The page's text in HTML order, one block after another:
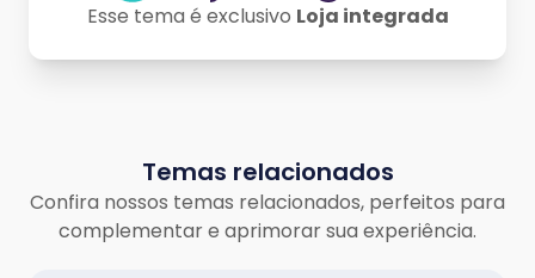
Esse tema é exclusivo Loja integrada
Temas relacionados
Confira nossos temas relacionados, perfeitos para
complementar e aprimorar sua experiência.